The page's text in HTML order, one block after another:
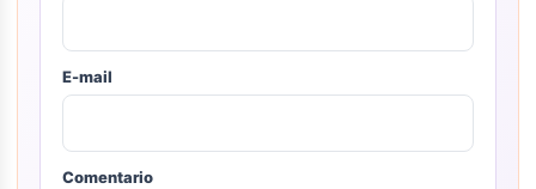
E-mail
Comentario